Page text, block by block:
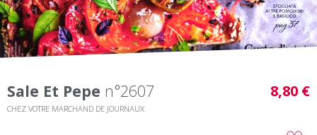
Sale Et Pepe n°2607
CHEZ VOTRE MARCHAND DE JOURNAUX
8,80 €